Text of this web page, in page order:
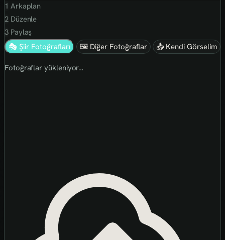
1 Arkaplan
2Düzenle
3Paylaş
🎭 Şiir Fotoğrafları
🖼 Diğer Fotoğraflar 📤 Kendi Görselim
Fotoğraflar yükleniyor…